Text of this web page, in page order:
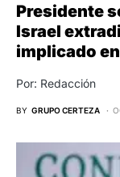
Presidente
Israel
implicado
Por: Redacción
BY GRUPO CERTEZA